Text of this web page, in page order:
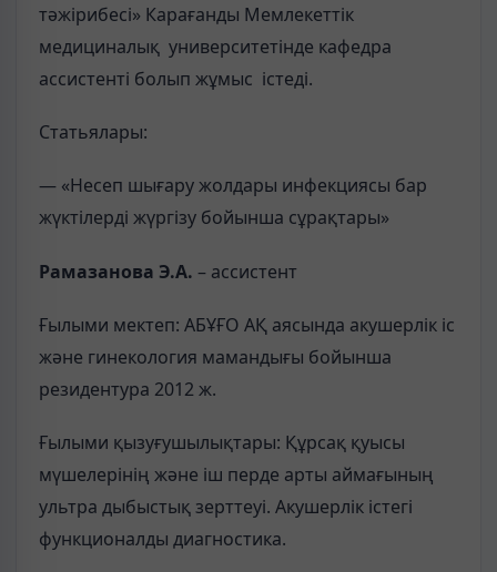
тәжірибесі» Карағанды Мемлекеттік
медициналық университетінде кафедра
ассистенті болып жұмыс істеді.
Статьялары:
— «Несеп шығару жолдары инфекциясы бар
жүктілерді жүргізу бойынша сұрақтары»
Рамазанова Э.А. – ассистент
Ғылыми мектеп: АБҰҒО АҚ аясында акушерлік іс
және гинекология мамандығы бойынша
резидентура 2012 ж.
Ғылыми қызуғушылықтары: Құрсақ қуысы
мүшелерінің және іш перде арты аймағының
ультра дыбыстық зерттеуі. Акушерлік істегі
функционалды диагностика.